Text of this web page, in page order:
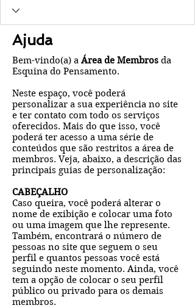
Ajuda
Bem-vindo(a) a Área de Membros da
Esquina do Pensamento.
Neste espaço, você poderá
personalizar a sua experiência no site
e ter contato com todo os serviços
oferecidos. Mais do que isso, você
poderá ter acesso a uma série de
conteúdos que são restritos a área de
membros. Veja, abaixo, a descrição das
principais guias de personalização:
CABEÇALHO
Caso queira, você poderá alterar o
nome de exibição e colocar uma foto
ou uma imagem que lhe represente.
Também, encontrará o número de
pessoas no site que seguem o seu
perfil e quantos pessoas você está
seguindo neste momento. Ainda, você
tem a opção de colocar o seu perfil
público ou privado para os demais
membros.